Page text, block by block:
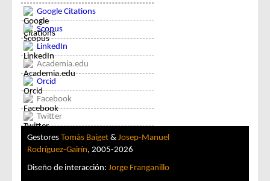
Google Citations
Scopus
LinkedIn
Academia.edu
Orcid
Facebook
Twitter
Gestores Tomàs Baiget & Josep-Manuel
Rodríguez-Gairín, 2005-2026
Diseño de interacción: Jorge Franganillo